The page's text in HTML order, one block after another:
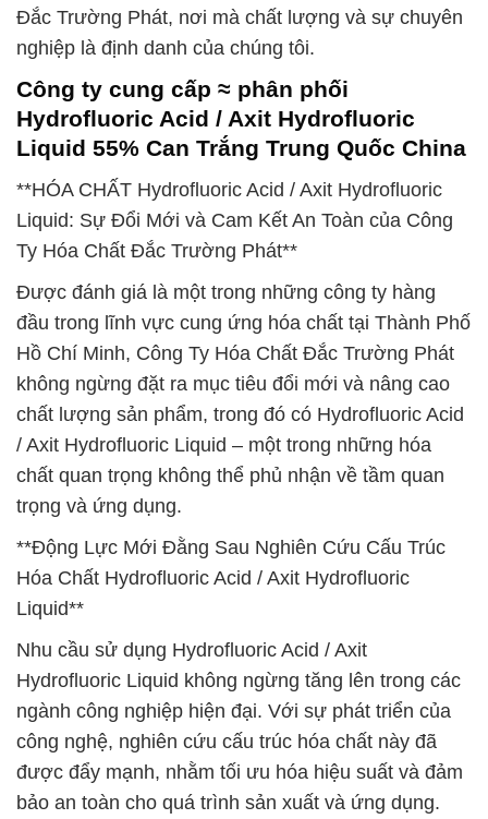
Đắc Trường Phát, nơi mà chất lượng và sự chuyên
nghiệp là định danh của chúng tôi.
Công ty cung cấp ≈ phân phối
Hydrofluoric Acid / Axit Hydrofluoric
Liquid 55% Can Trắng Trung Quốc China
**HÓA CHẤT Hydrofluoric Acid / Axit Hydrofluoric
Liquid: Sự Đổi Mới và Cam Kết An Toàn của Công
Ty Hóa Chất Đắc Trường Phát**
Được đánh giá là một trong những công ty hàng
đầu trong lĩnh vực cung ứng hóa chất tại Thành Phố
Hồ Chí Minh, Công Ty Hóa Chất Đắc Trường Phát
không ngừng đặt ra mục tiêu đổi mới và nâng cao
chất lượng sản phẩm, trong đó có Hydrofluoric Acid
/ Axit Hydrofluoric Liquid – một trong những hóa
chất quan trọng không thể phủ nhận về tầm quan
trọng và ứng dụng.
**Động Lực Mới Đằng Sau Nghiên Cứu Cấu Trúc
Hóa Chất Hydrofluoric Acid / Axit Hydrofluoric
Liquid**
Nhu cầu sử dụng Hydrofluoric Acid / Axit
Hydrofluoric Liquid không ngừng tăng lên trong các
ngành công nghiệp hiện đại. Với sự phát triển của
công nghệ, nghiên cứu cấu trúc hóa chất này đã
được đẩy mạnh, nhằm tối ưu hóa hiệu suất và đảm
bảo an toàn cho quá trình sản xuất và ứng dụng.